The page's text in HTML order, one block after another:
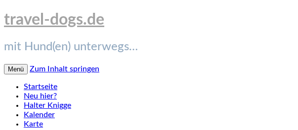
travel-dogs.de
mit Hund(en) unterwegs…
Menü Zum Inhalt springen
Startseite
Neu hier?
Halter Knigge
Kalender
Karte